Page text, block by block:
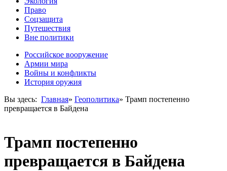
Право
Соцзащита
Путешествия
Вне политики
Российское вооружение
Армии мира
Войны и конфликты
История оружия
Вы здесь: Главная» Геополитика» Трамп постепенно
превращается в Байдена
Трамп постепенно
превращается в Байдена